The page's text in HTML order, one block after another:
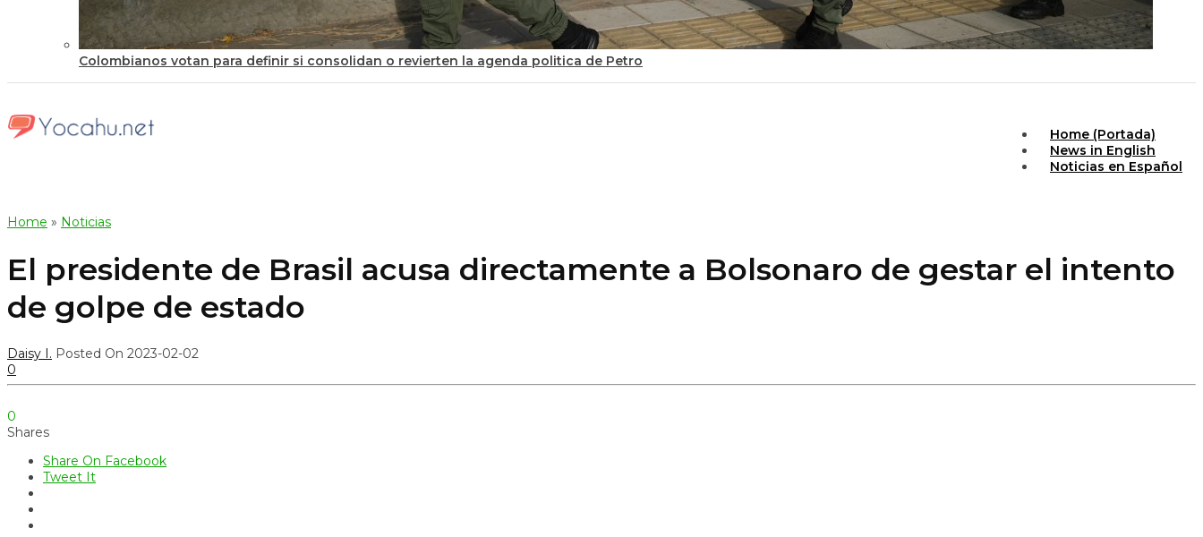
Colombianos votan para definir si consolidan o revierten la agenda politica de Petro
Home (Portada)
News in English
Noticias en Español
Home » Noticias
El presidente de Brasil acusa directamente a Bolsonaro de gestar el intento
de golpe de estado
Daisy I. Posted On 2023-02-02
0
0
Shares
Share On Facebook
Tweet It